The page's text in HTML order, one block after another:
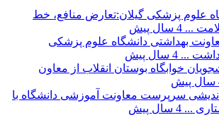
علوم پزشکی گیلان:تعارض منافع، خط
... 4 سال پیش
بهداشتی دانشگاه علوم پزشکی
... 4 سال پیش
خوابگاه بوستان انقلاب از معاون
سرپرست معاونت آموزشی دانشگاه با
... 4 سال پیش